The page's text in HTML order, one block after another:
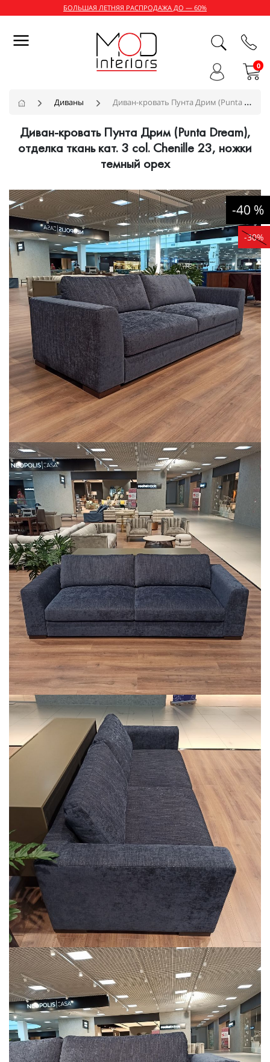
БОЛЬШАЯ ЛЕТНЯЯ РАСПРОДАЖА ДО — 60%
0
Диваны Диван-кровать Пунта Дрим (Punta Dream), отделка ткань кат. 3 col. Chenille 23, ножки темный орех
Диван-кровать Пунта Дрим (Punta Dream),
отделка ткань кат. 3 col. Chenille 23, ножки
темный орех
-40 %
-30%